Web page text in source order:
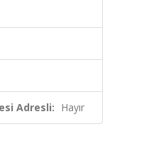
Adresli: Hayır